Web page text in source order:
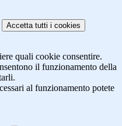
Accetta tutti i cookies
quali cookie consentire.
il funzionamento della
al funzionamento potete